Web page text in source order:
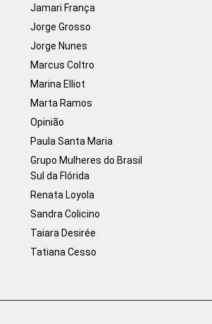
Jamari França
Jorge Grosso
Jorge Nunes
Marcus Coltro
Marina Elliot
Marta Ramos
Opinião
Paula Santa Maria
Grupo Mulheres do Brasil
Sul da Flórida
Renata Loyola
Sandra Colicino
Taiara Desirée
Tatiana Cesso